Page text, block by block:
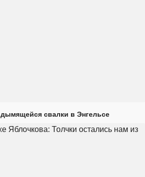
свалки в Энгельсе